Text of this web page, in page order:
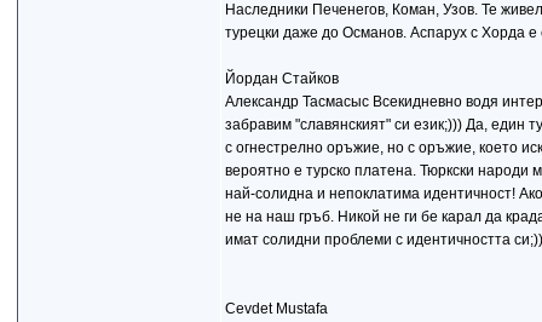
Наследники Печенегов, Коман, Узов. Те
турецки даже до Османов. Аспарух с Хорда
Йордан Стайков
Александр Тасмасыс Всекидневно водя
забравим "славянският" си език;))) Да, един
с огнестрелно оръжие, но с оръжие, което
вероятно е турско платена. Тюркски
най-солидна и непоклатима идентичност!
не на наш гръб. Никой не ги бе карал да
имат солидни проблеми с идентичността си;))
Cevdet Mustafa